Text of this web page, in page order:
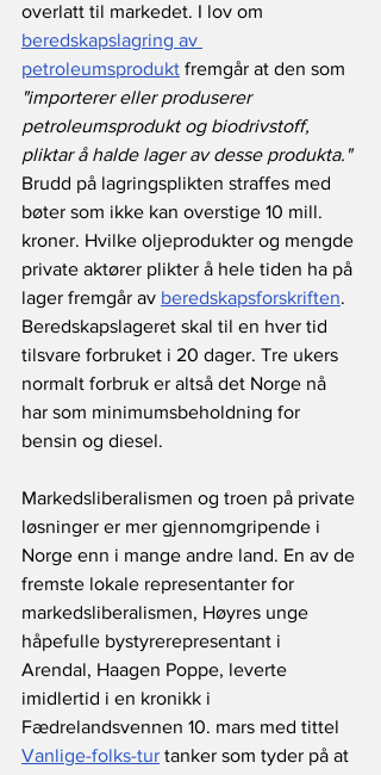
overlatt til markedet. I lov om
beredskapslagring av
petroleumsprodukt fremgår at den som
"importerer eller produserer
petroleumsprodukt og biodrivstoff,
pliktar å halde lager av desse produkta."
Brudd på lagringsplikten straffes med
bøter som ikke kan overstige 10 mill.
kroner. Hvilke oljeprodukter og mengde
private aktører plikter å hele tiden ha på
lager fremgår av beredskapsforskriften.
Beredskapslageret skal til en hver tid
tilsvare forbruket i 20 dager. Tre ukers
normalt forbruk er altså det Norge nå
har som minimumsbeholdning for
bensin og diesel.
Markedsliberalismen og troen på private
løsninger er mer gjennomgripende i
Norge enn i mange andre land. En av de
fremste lokale representanter for
markedsliberalismen, Høyres unge
håpefulle bystyrerepresentant i
Arendal, Haagen Poppe, leverte
imidlertid i en kronikk i
Fædrelandsvennen 10. mars med tittel
Vanlige-folks-tur tanker som tyder på at